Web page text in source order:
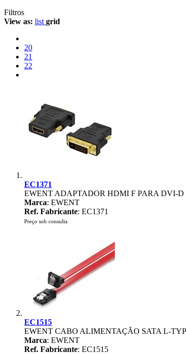
Filtros
View as: list grid
20
21
22
EC1371
EWENT ADAPTADOR HDMI F PARA DVI-D
Marca: EWENT
Ref. Fabricante: EC1371
Preço sob consulta
EC1515
EWENT CABO ALIMENTAÇÃO SATA L-
Marca: EWENT
Ref. Fabricante: EC1515